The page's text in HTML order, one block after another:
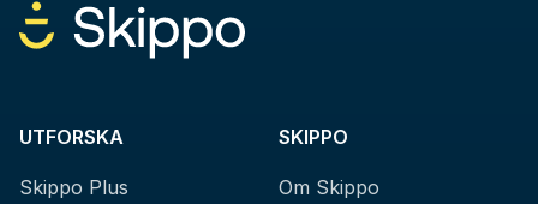
UTFORSKA
Skippo Plus
SKIPPO
Om Skippo